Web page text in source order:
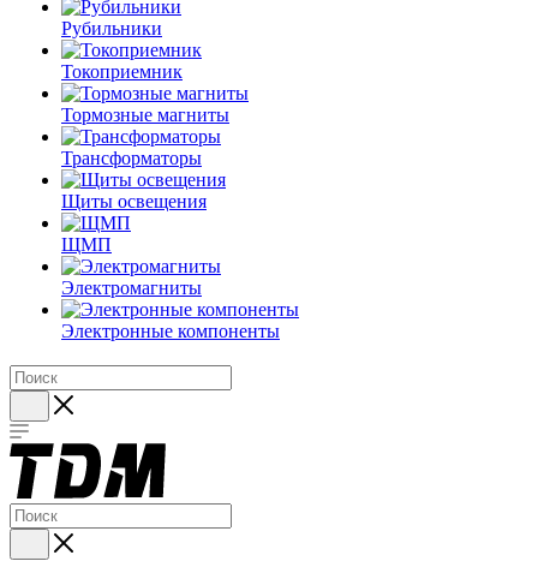
Рубильники
Токоприемник
Тормозные магниты
Трансформаторы
Щиты освещения
ЩМП
Электромагниты
Электронные компоненты